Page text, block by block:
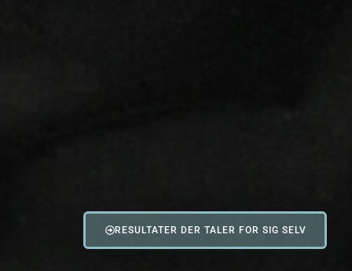
RESULTATER DER TALER FOR SIG SELV